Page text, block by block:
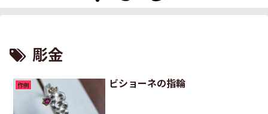
彫金
作例 ビショーネの指輪